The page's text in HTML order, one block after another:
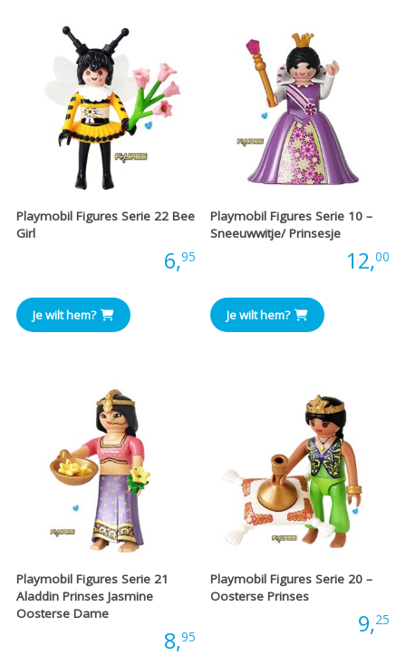
Playmobil Figures Serie 22 Bee
Girl
6,95
Je wilt hem?
Playmobil Figures Serie 10 –
Sneeuwwitje/ Prinsesje
12,00
Je wilt hem?
Playmobil Figures Serie 21
Aladdin Prinses Jasmine
Oosterse Dame
8,95
Playmobil Figures Serie 20 –
Oosterse Prinses
9,25